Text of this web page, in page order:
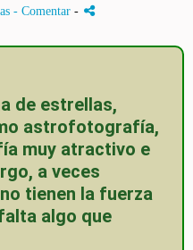
- Comentar -
de estrellas,
astrofotografía,
muy atractivo e
a veces
tienen la fuerza
algo que